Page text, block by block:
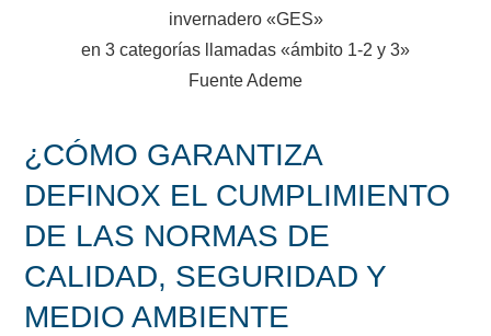
invernadero «GES»
en 3 categorías llamadas «ámbito 1-2 y 3»
Fuente Ademe
¿CÓMO GARANTIZA
DEFINOX EL CUMPLIMIENTO
DE LAS NORMAS DE
CALIDAD, SEGURIDAD Y
MEDIO AMBIENTE